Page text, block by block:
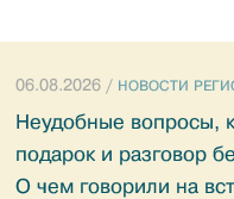
06.08.2026 / НОВОСТИ
Неудобные вопросы,
подарок и разговор
О чем говорили на